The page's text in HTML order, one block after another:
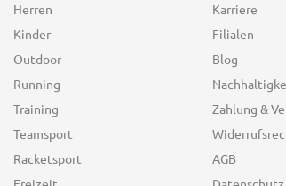
Herren
Kinder
Outdoor
Running
Training
Teamsport
Racketsport
Karriere
Filialen
Blog
Zahlung &
AGB